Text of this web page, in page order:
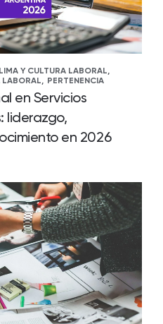
Y CULTURA LABORAL,
LABORAL, PERTENENCIA
en Servicios
liderazgo,
en 2026